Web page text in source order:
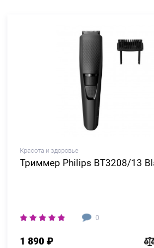
Красота и здоровье
Триммер Philips BT3208/13
0
1 890 ₽